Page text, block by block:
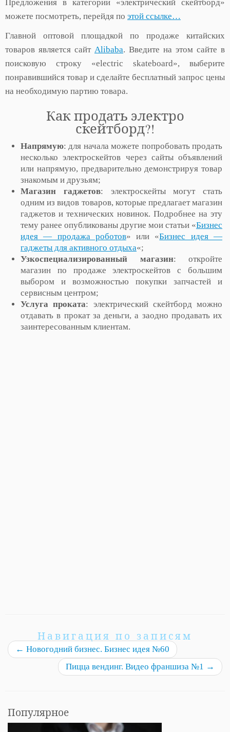
Предложения в категории «электрический скейтборд»
можете посмотреть, перейдя по этой ссылке…
Главной оптовой площадкой по продаже китайских
товаров является сайт Alibaba. Введите на этом сайте в
поисковую строку «electric skateboard», выберите
понравившийся товар и сделайте бесплатный запрос цены
на необходимую партию товара.
Как продать электро
скейтборд?!
Напрямую: для начала можете попробовать продать
несколько электроскейтов через сайты объявлений
или напрямую, предварительно демонстрируя товар
знакомым и друзьям;
Магазин гаджетов: электроскейты могут стать
одним из видов товаров, которые предлагает магазин
гаджетов и технических новинок. Подробнее на эту
тему ранее опубликованы другие мои статьи «Бизнес
идея — продажа роботов» или «Бизнес идея —
гаджеты для активного отдыха«;
Узкоспециализированный магазин: откройте
магазин по продаже электроскейтов с большим
выбором и возможностью покупки запчастей и
сервисным центром;
Услуга проката: электрический скейтборд можно
отдавать в прокат за деньги, а заодно продавать их
заинтересованным клиентам.
Навигация по записям
← Новогодний бизнес. Бизнес идея №60
Пицца вендинг. Видео франшиза №1 →
Популярное